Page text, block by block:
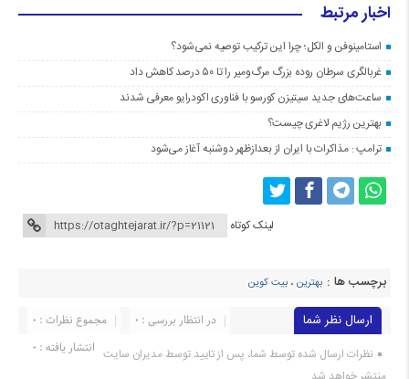
اخبار مرتبط
استامینوفن و الکل؛ چرا این ترکیب توصیه نمی‌شود؟
غربالگری سرطان روده بزرگ مرگ‌ومیر را تا ۵۰ درصد کاهش داد
ساعت‌های جدید سیتیزن کورسو با فناوری اکودرایو معرفی شدند
بهترین رژیم لاغری چیست؟
ترامپ : مذاکرات با ایران از بعدازظهر دوشنبه آغاز می‌شود
لینک کوتاه
برچسب ها : بهترین ، بیت کوین
ارسال نظر شما مجموع نظرات : 0
در انتظار بررسی : 0
انتشار یافته : 0 نظرات ارسال شده توسط شما، پس از تایید توسط مدیران سایت